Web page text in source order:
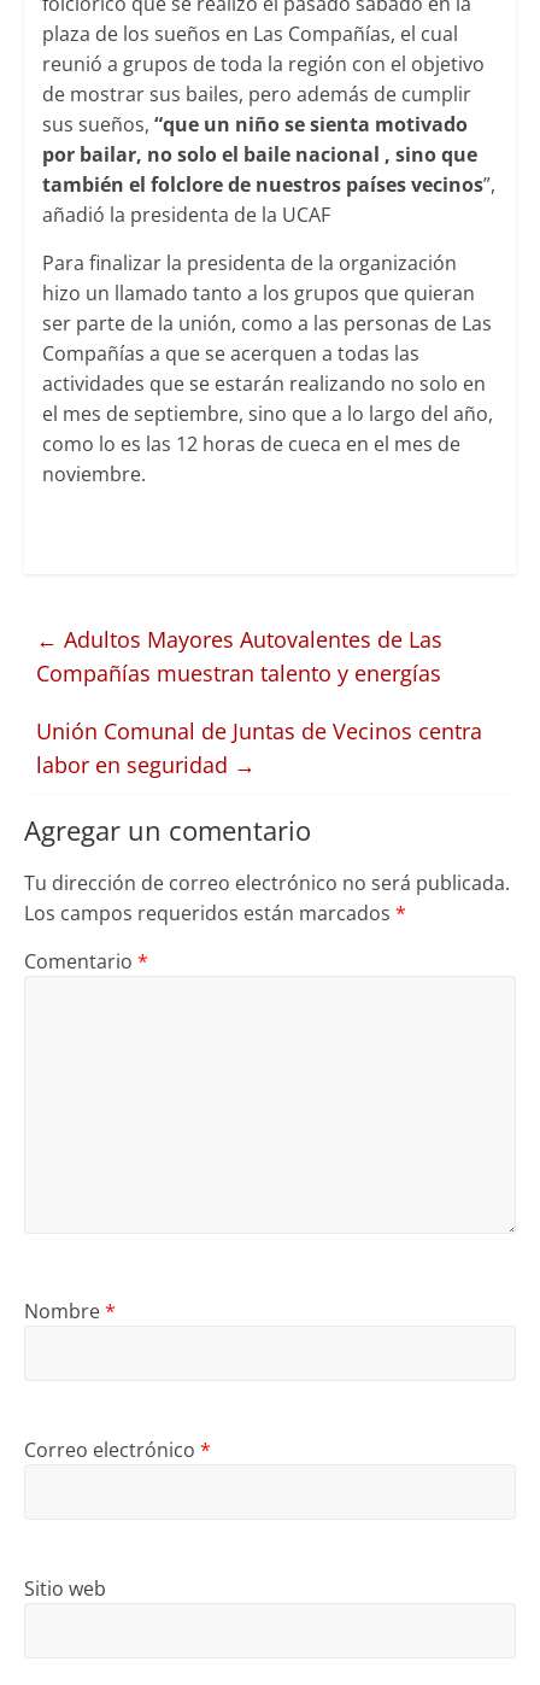
plaza de los sueños en Las Compañías, el cual
reunió a grupos de toda la región con el objetivo
de mostrar sus bailes, pero además de cumplir
sus sueños, “que un niño se sienta motivado
por bailar, no solo el baile nacional , sino que
también el folclore de nuestros países vecinos”,
añadió la presidenta de la UCAF
Para finalizar la presidenta de la organización
hizo un llamado tanto a los grupos que quieran
ser parte de la unión, como a las personas de Las
Compañías a que se acerquen a todas las
actividades que se estarán realizando no solo en
el mes de septiembre, sino que a lo largo del año,
como lo es las 12 horas de cueca en el mes de
noviembre.
← Adultos Mayores Autovalentes de Las
Compañías muestran talento y energías
Unión Comunal de Juntas de Vecinos centra
labor en seguridad →
Agregar un comentario
Tu dirección de correo electrónico no será publicada.
Los campos requeridos están marcados *
Comentario *
Nombre*
Correo electrónico *
Sitio web